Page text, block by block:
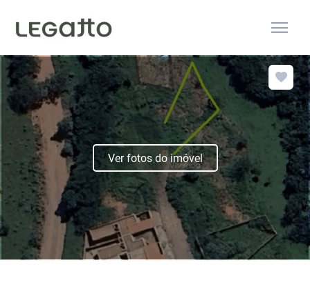
menu
Ver fotos do imóvel